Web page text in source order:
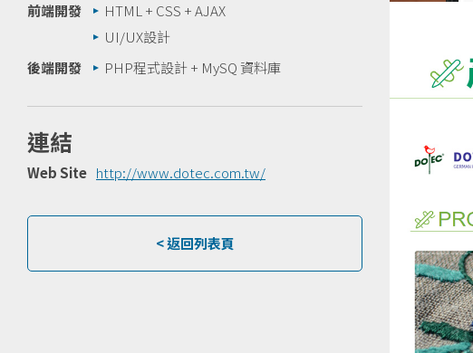
前端開發
HTML + CSS + AJAX
UI/UX設計
後端開發
PHP程式設計 + MySQ 資料庫
連結
Web Site http://www.dotec.com.tw/
< 返回列表頁